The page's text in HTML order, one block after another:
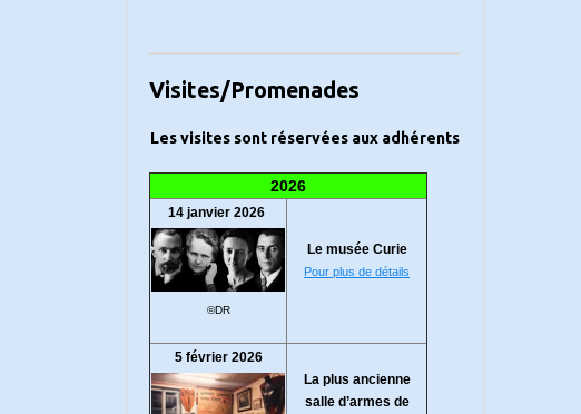
Visites/Promenades
Les visites sont réservées aux adhérents
2026
14 janvier 2026
©DR
Le musée Curie
Pour plus de détails
5 février 2026
La plus ancienne
salle d’armes de